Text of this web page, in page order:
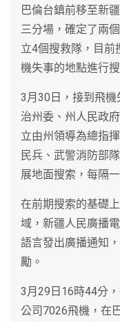
巴倫台鎮前移至新
三分場，確定了兩
立4個搜救隊，目前
機失事的地點進行搜
3月30日，接到飛
治州委、州人民政
立由州領導為總指
民兵、武警消防部
展地面搜索，每隔
在前期搜索的基礎
域，新疆人民廣播
語言發出廣播通知
勵。
3月29日16時44分
公司7026飛機，在